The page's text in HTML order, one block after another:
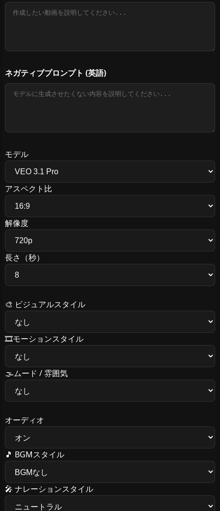
ネガティブプロンプト (英語)
モデル
アスペクト比
解像度
長さ（秒）
🎨 ビジュアルスタイル
🎞️モーションスタイル
🌫️ムード / 雰囲気
オーディオ
🎵 BGMスタイル
🎤 ナレーションスタイル